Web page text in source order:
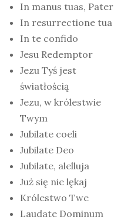
In manus tuas, Pater
In resurrectione tua
In te confido
Jesu Redemptor
Jezu Tyś jest
światłością
Jezu, w królestwie
Twym
Jubilate coeli
Jubilate Deo
Jubilate, alelluja
Już się nie lękaj
Królestwo Twe
Laudate Dominum